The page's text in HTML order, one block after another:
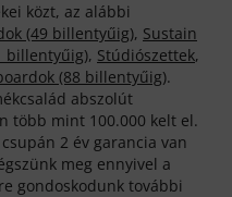
közt, az alábbi
(49 billentyűig), Sustain
billentyűig), Stúdiószettek,
(88 billentyűig).
abszolút
több mint 100.000 kelt el.
2 év garancia van
meg ennyivel a
gondoskodunk további